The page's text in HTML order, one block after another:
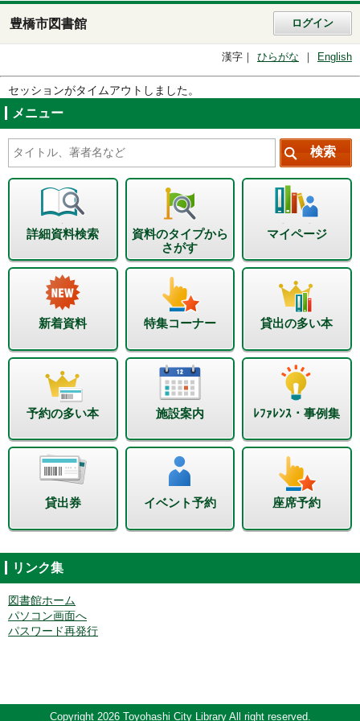
豊橋市図書館 ログイン
漢字 ひらがな English
セッションがタイムアウトしました。
メニュー
詳細資料検索
資料のタイプから
さがす
マイページ
新着資料 特集コーナー 貸出の多い本
予約の多い本 施設案内 ﾚﾌｧﾚﾝｽ・事例集
貸出券 イベント予約 座席予約
リンク集
図書館ホーム
パソコン画面へ
パスワード再発行
Copyright 2026 Toyohashi City Library All right reserved.